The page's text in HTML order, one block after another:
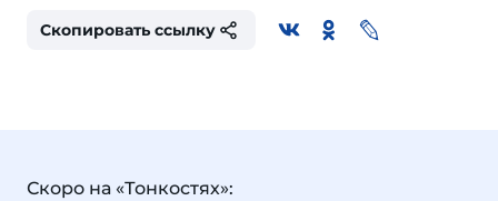
Скопировать ссылку
Скоро на «Тонкостях»: